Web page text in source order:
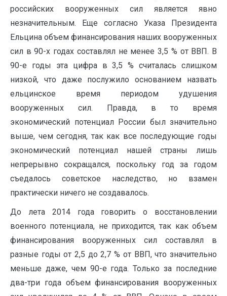
российских вооруженных сил является явно
незначительным. Еще согласно Указа Президента
Ельцина объем финансирования наших вооруженных
сил в 90-х годах составлял не менее 3,5 % от ВВП. В
90-е годы эта цифра в 3,5 % считалась слишком
низкой, что даже послужило основанием назвать
ельцинское время периодом удушения
вооруженных сил. Правда, в то время
экономический потенциал России был значительно
выше, чем сегодня, так как все последующие годы
экономический потенциал нашей страны лишь
непрерывно сокращался, поскольку год за годом
съедалось советское наследство, но взамен
практически ничего не создавалось.
До лета 2014 года говорить о восстановлении
военного потенциала, не приходится, так как объем
финансирования вооруженных сил составлял в
разные годы от 2,5 до 2,7 % от ВВП, что значительно
меньше даже, чем 90-е года. Только за последние
два-три года объем финансирования вооруженных